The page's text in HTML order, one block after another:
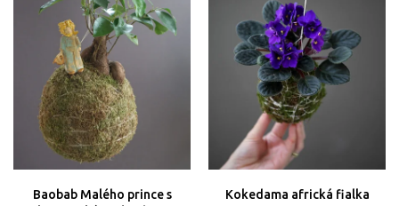
Baobab Malého prince s
Kokedama africká fialka